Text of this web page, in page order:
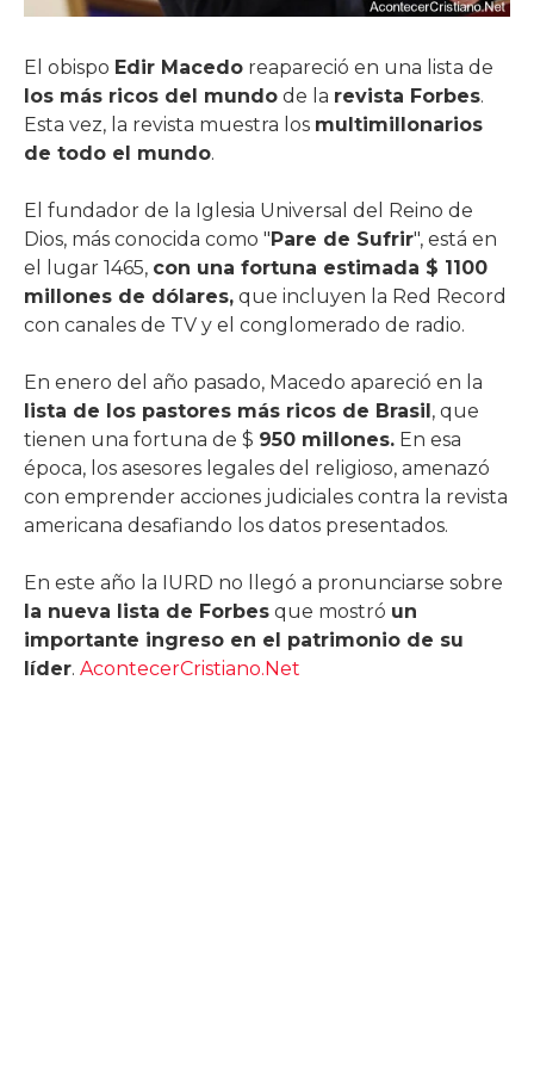
El obispo Edir Macedo reapareció en una lista de
los más ricos del mundo de la revista Forbes.
Esta vez, la revista muestra los multimillonarios
de todo el mundo.
El fundador de la Iglesia Universal del Reino de
Dios, más conocida como " Pare de Sufrir", está en
el lugar 1465, con una fortuna estimada $ 1100
millones de dólares, que incluyen la Red Record
con canales de TV y el conglomerado de radio.
En enero del año pasado, Macedo apareció en la
lista de los pastores más ricos de Brasil , que
tienen una fortuna de $ 950 millones. En esa
época, los asesores legales del religioso, amenazó
con emprender acciones judiciales contra la revista
americana desafiando los datos presentados.
En este año la IURD no llegó a pronunciarse sobre
la nueva lista de Forbes que mostró un
importante ingreso en el patrimonio de su
líder. AcontecerCristiano.Net